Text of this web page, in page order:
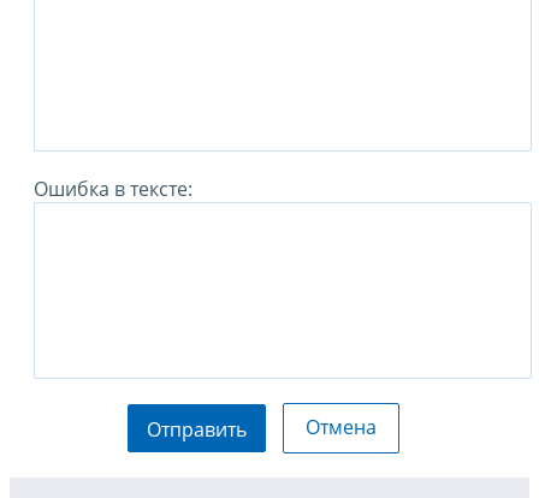
Ошибка в тексте:
Отправить Отмена